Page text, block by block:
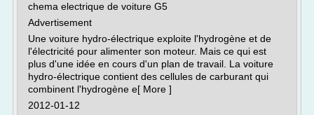
chema electrique de voiture G5
Advertisement
Une voiture hydro-électrique exploite l'hydrogène et de
l'électricité pour alimenter son moteur. Mais ce qui est
plus d'une idée en cours d'un plan de travail. La voiture
hydro-électrique contient des cellules de carburant qui
combinent l'hydrogène e[ More ]
2012-01-12